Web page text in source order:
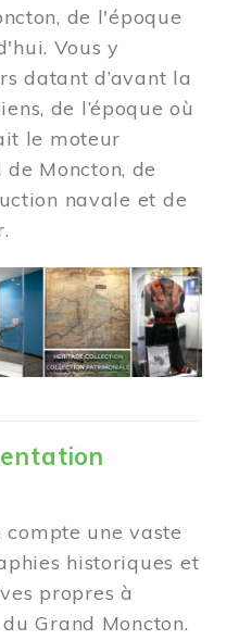
de l'époque
Vous y
datant d’avant la
de l’époque où
le moteur
Moncton, de
navale et de
compte une vaste
historiques et
propres à
Grand Moncton.